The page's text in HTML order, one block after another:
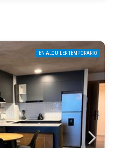
EN ALQUILER TEMPORARIO